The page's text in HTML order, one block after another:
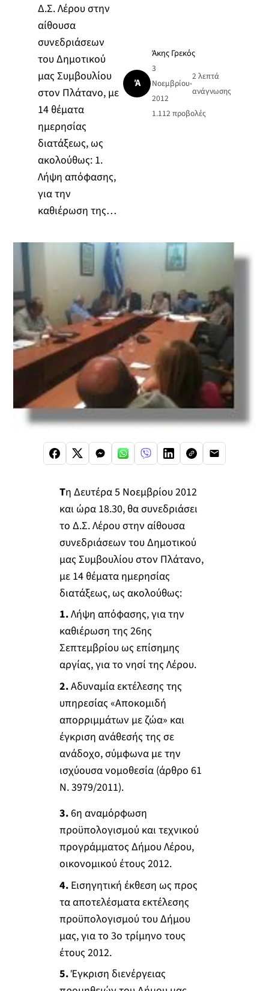
Δ.Σ. Λέρου στην
αίθουσα
συνεδριάσεων
του Δημοτικού
μας Συμβουλίου
στον Πλάτανο, με
14 θέματα
ημερησίας
διατάξεως, ως
ακολούθως: 1.
Λήψη απόφασης,
για την
καθιέρωση της…
Ά
Άκης Γρεκός
3
Νοεμβρίου
2012
•
2 λεπτά
ανάγνωσης
1.112 προβολές
Τη Δευτέρα 5 Νοεμβρίου 2012
και ώρα 18.30, θα συνεδριάσει
το Δ.Σ. Λέρου στην αίθουσα
συνεδριάσεων του Δημοτικού
μας Συμβουλίου στον Πλάτανο,
με 14 θέματα ημερησίας
διατάξεως, ως ακολούθως:
1.Λήψη απόφασης, για την
καθιέρωση της 26ης
Σεπτεμβρίου ως επίσημης
αργίας, για το νησί της Λέρου.
2.Αδυναμία εκτέλεσης της
υπηρεσίας «Αποκομιδή
απορριμμάτων με ζώα» και
έγκριση ανάθεσής της σε
ανάδοχο, σύμφωνα με την
ισχύουσα νομοθεσία (άρθρο 61
Ν. 3979/2011).
3.6η αναμόρφωση
προϋπολογισμού και τεχνικού
προγράμματος Δήμου Λέρου,
οικονομικού έτους 2012.
4.Εισηγητική έκθεση ως προς
τα αποτελέσματα εκτέλεσης
προϋπολογισμού του Δήμου
μας, για το 3ο τρίμηνο τους
έτους 2012.
5.Έγκριση διενέργειας